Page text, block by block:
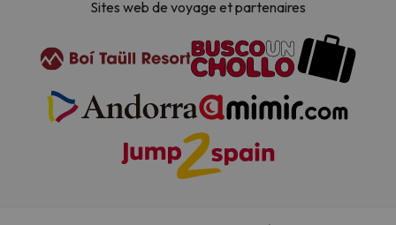
Sites web de voyage et partenaires